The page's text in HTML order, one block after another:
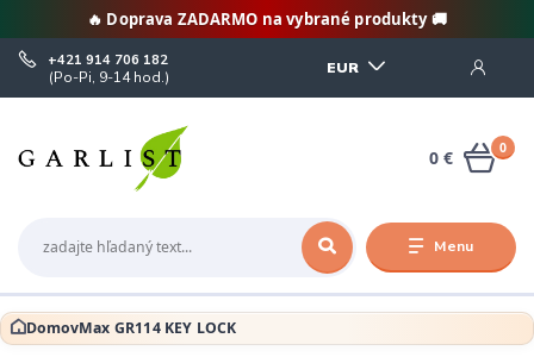
🔥 Doprava ZADARMO na vybrané produkty 🚚
Menu
EUR
+421 914 706 182
(Po-Pi, 9-14 hod.)
0
0 €
DomovMax GR114 KEY LOCK